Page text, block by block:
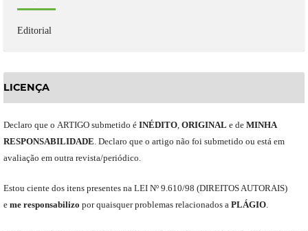
Editorial
LICENÇA
Declaro que o ARTIGO submetido é INÉDITO, ORIGINAL ede MINHA
RESPONSABILIDADE Declaro que o artigo não foi submetido ou está em
avaliação em outra revista/periódico.
Estou ciente dos itens presentes na LEI Nº 9.610/98 (DIREITOS AUTORAIS)
e meresponsabilizo por quaisquer problemas relacionados a PLÁGIO.